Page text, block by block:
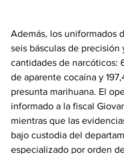
Además, los uniformados
seis básculas de precisión
cantidades de narcóticos:
de aparente cocaína y
presunta marihuana. El
informado a la fiscal
mientras que las
bajo custodia del
especializado por orden